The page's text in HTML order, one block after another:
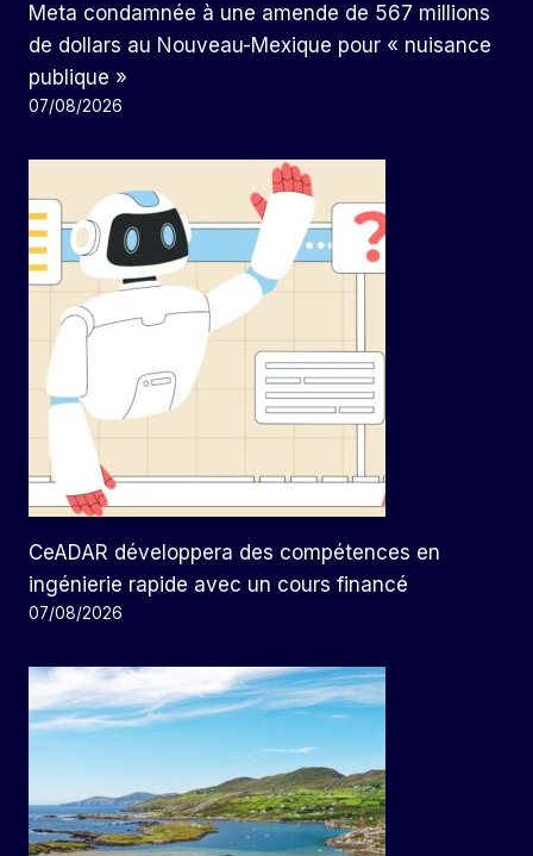
Meta condamnée à une amende de 567 millions
de dollars au Nouveau-Mexique pour « nuisance
publique »
07/08/2026
CeADAR développera des compétences en
ingénierie rapide avec un cours financé
07/08/2026